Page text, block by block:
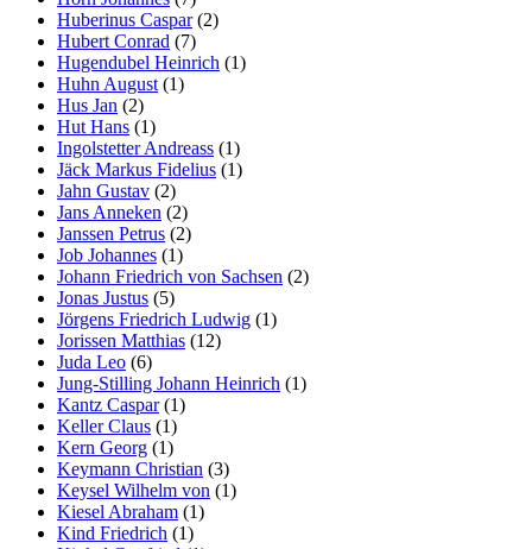
Huberinus Caspar(2)
Hubert Conrad (7)
Hugendubel Heinrich (1)
Huhn August (1)
Hus Jan (2)
Hut Hans (1)
Ingolstetter Andreass (1)
Jäck Markus Fidelius (1)
Jahn Gustav (2)
Jans Anneken (2)
Janssen Petrus (2)
Job Johannes (1)
Johann Friedrich von Sachsen (2)
Jonas Justus (5)
Jörgens Friedrich Ludwig (1)
Jorissen Matthias (12)
Juda Leo (6)
Jung-Stilling Johann Heinrich (1)
Kantz Caspar(1)
Keller Claus (1)
Kern Georg (1)
Keymann Christian (3)
Keysel Wilhelm von (1)
Kiesel Abraham (1)
Kind Friedrich (1)